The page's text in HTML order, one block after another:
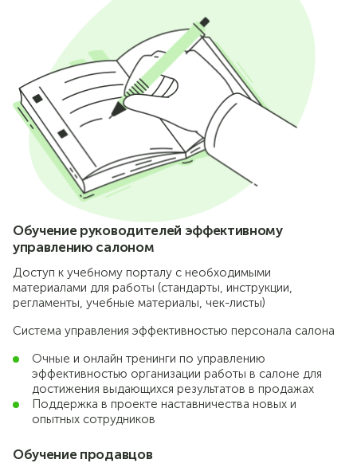
Обучение руководителей эффективному
управлению салоном
Доступ к учебному порталу с необходимыми
материалами для работы (стандарты, инструкции,
регламенты, учебные материалы, чек-листы)
Система управления эффективностью персонала салона
Очные и онлайн тренинги по управлению
эффективностью организации работы в салоне для
достижения выдающихся результатов в продажах
Поддержка в проекте наставничества новых и
опытных сотрудников
Обучение продавцов